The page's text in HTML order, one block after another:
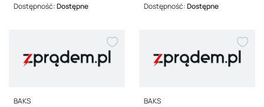
Dostępność:Dostępne Dostępność:Dostępne
PRODUCENT
BAKS PRODUCENT
BAKS